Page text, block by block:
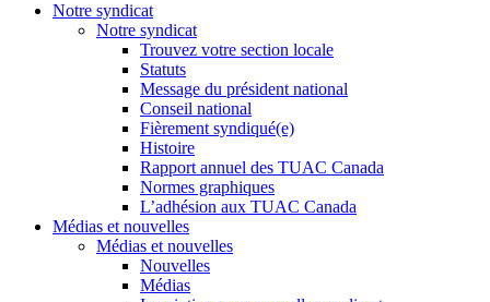
Notre syndicat
Notre syndicat
Trouvez votre section locale
Statuts
Message du président national
Conseil national
Fièrement syndiqué(e)
Histoire
Rapport annuel des TUAC Canada
Normes graphiques
L’adhésion aux TUAC Canada
Médias et nouvelles
Médias et nouvelles
Nouvelles
Médias